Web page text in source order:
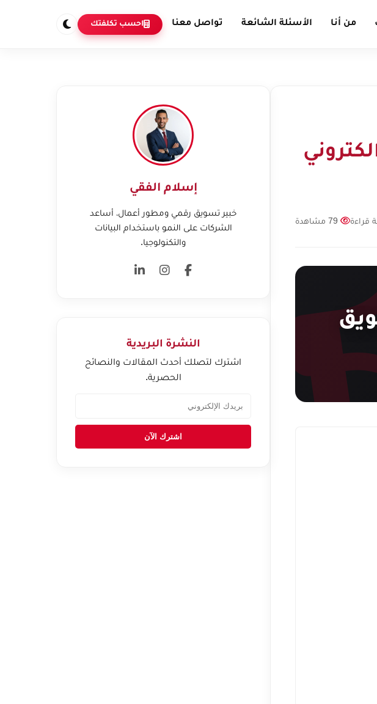
من أنا الأسئلة الشائعة تواصل معنا احسب تكلفتك
إسلام الفقي
خبير تسويق رقمي ومطور أعمال، أساعد
الشركات على النمو باستخدام البيانات
والتكنولوجيا.
النشرة البريدية
اشترك لتصلك أحدث المقالات والنصائح
الحصرية.
اشترك الآن